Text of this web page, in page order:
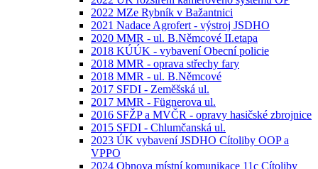
2022 MZe Rybník v Bažantnici
2021 Nadace Agrofert - výstroj JSDHO
2020 MMR - ul. B.Němcové II.etapa
2018 KÚÚK - vybavení Obecní policie
2018 MMR - oprava střechy fary
2018 MMR - ul. B.Němcové
2017 SFDI - Zeměšská ul.
2017 MMR - Fügnerova ul.
2016 SFŽP a MVČR - opravy hasičské zbrojnice
2015 SFDI - Chlumčanská ul.
2023 ÚK vybavení JSDHO Cítoliby OOP a
VPPO
2024 Obnova místní komunikace 11c Cítoliby